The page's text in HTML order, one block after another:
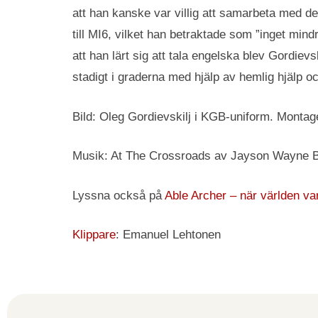
att han kanske var villig att samarbeta med
till MI6, vilket han betraktade som ”inget
att han lärt sig att tala engelska blev
stadigt i graderna med hjälp av hemlig hjälp
Bild: Oleg Gordievskilj i KGB-uniform.
Musik: At The Crossroads av Jayson Wayne
Lyssna också påAble Archer – när världen
Klippare: Emanuel Lehtonen